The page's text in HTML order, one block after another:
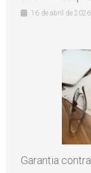
16 de abril de 2026
Garantia